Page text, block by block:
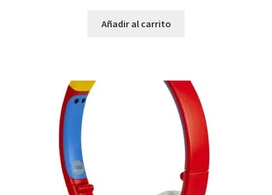
Añadir al carrito